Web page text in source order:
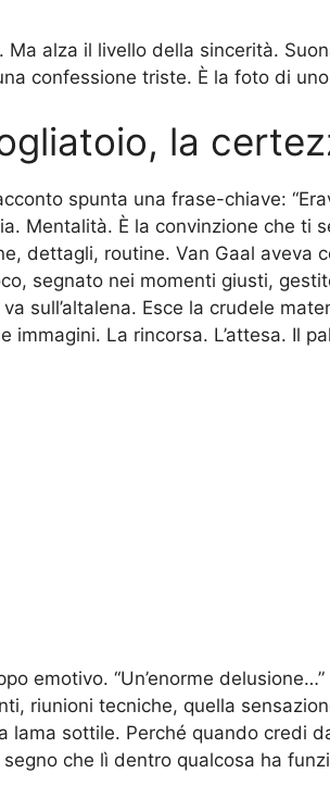
Ma alza il livello della sincerità.
confessione triste. È la foto di uno
la
spunta una frase-chiave:
Mentalità. È la convinzione che ti
dettagli, routine. Van Gaal aveva
segnato nei momenti giusti,
va sull’altalena. Esce la crudele
immagini. La rincorsa. L’attesa. Il
emotivo. “Un’enorme
riunioni tecniche, quella
lama sottile. Perché quando credi
che lì dentro qualcosa ha